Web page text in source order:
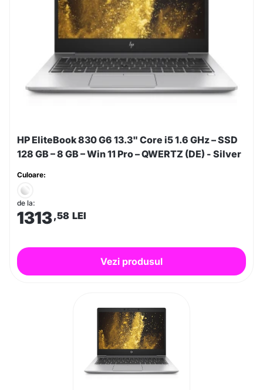
HP EliteBook 830 G6 13.3" Core i5 1.6 GHz – SSD
128 GB – 8 GB – Win 11 Pro – QWERTZ (DE) - Silver
Culoare:
de la:
1313,58 LEI
Vezi produsul